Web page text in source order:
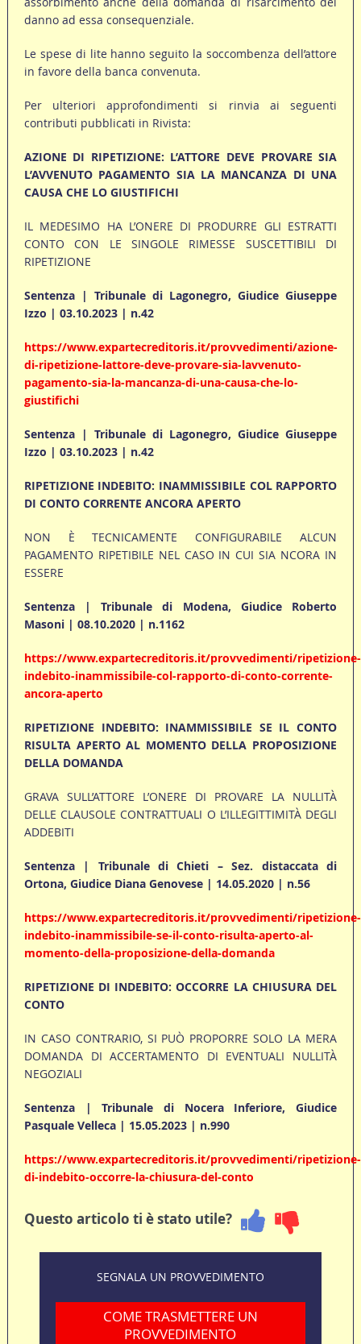
danno ad essa consequenziale.
Le spese di lite hanno seguito la soccombenza dell’attore
in favore della banca convenuta.
Per ulteriori approfondimenti si rinvia ai seguenti
contributi pubblicati in Rivista:
AZIONE DI RIPETIZIONE: L’ATTORE DEVE PROVARE SIA
L’AVVENUTO PAGAMENTO SIA LA MANCANZA DI UNA
CAUSA CHE LO GIUSTIFICHI
IL MEDESIMO HA L’ONERE DI PRODURRE GLI ESTRATTI
CONTO CON LE SINGOLE RIMESSE SUSCETTIBILI DI
RIPETIZIONE
Sentenza | Tribunale di Lagonegro, Giudice Giuseppe
Izzo | 03.10.2023 | n.42
https://www.expartecreditoris.it/provvedimenti/azione-
di-ripetizione-lattore-deve-provare-sia-lavvenuto-
pagamento-sia-la-mancanza-di-una-causa-che-lo-
giustifichi
Sentenza | Tribunale di Lagonegro, Giudice Giuseppe
Izzo | 03.10.2023 | n.42
RIPETIZIONE INDEBITO: INAMMISSIBILE COL RAPPORTO
DI CONTO CORRENTE ANCORA APERTO
NON È TECNICAMENTE CONFIGURABILE ALCUN
PAGAMENTO RIPETIBILE NEL CASO IN CUI SIA NCORA IN
ESSERE
Sentenza | Tribunale di Modena, Giudice Roberto
Masoni | 08.10.2020 | n.1162
https://www.expartecreditoris.it/provvedimenti/ripetizione-
indebito-inammissibile-col-rapporto-di-conto-corrente-
ancora-aperto
RIPETIZIONE INDEBITO: INAMMISSIBILE SE IL CONTO
RISULTA APERTO AL MOMENTO DELLA PROPOSIZIONE
DELLA DOMANDA
GRAVA SULL’ATTORE L’ONERE DI PROVARE LA NULLITÀ
DELLE CLAUSOLE CONTRATTUALI O L’ILLEGITTIMITÀ DEGLI
ADDEBITI
Sentenza | Tribunale di Chieti – Sez. distaccata di
Ortona, Giudice Diana Genovese | 14.05.2020 | n.56
https://www.expartecreditoris.it/provvedimenti/ripetizione-
indebito-inammissibile-se-il-conto-risulta-aperto-al-
momento-della-proposizione-della-domanda
RIPETIZIONE DI INDEBITO: OCCORRE LA CHIUSURA DEL
CONTO
IN CASO CONTRARIO, SI PUÒ PROPORRE SOLO LA MERA
DOMANDA DI ACCERTAMENTO DI EVENTUALI NULLITÀ
NEGOZIALI
Sentenza | Tribunale di Nocera Inferiore, Giudice
Pasquale Velleca | 15.05.2023 | n.990
https://www.expartecreditoris.it/provvedimenti/ripetizione-
di-indebito-occorre-la-chiusura-del-conto
Questo articolo ti è stato utile?
SEGNALA UN PROVVEDIMENTO
COME TRASMETTERE UN
PROVVEDIMENTO